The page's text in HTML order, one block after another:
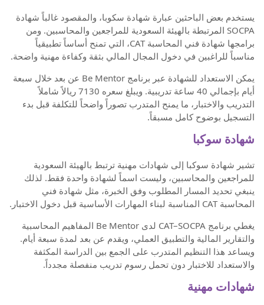
يستخدم بعض الباحثين عبارة شهادة سكوبا، والمقصود غالباً شهادة
SOCPA المرتبطة بالهيئة السعودية للمراجعين والمحاسبين. ومن
برامجها شهادة فني المحاسبة CAT، التي تمنح أساساً تطبيقياً
مناسباً للراغبين في دخول المجال المالي بثقة وكفاءة مهنية واضحة.
يمكن الاستعداد للشهادة عبر برنامج Be Mentor عن بعد خلال سبعة
أيام بإجمالي 40 ساعة تدريبية. ويبلغ سعره 7130 ريالاً شاملاً
التدريب والاختبار، ما يمنح المتدرب تصوراً واضحاً للتكلفة قبل بدء
التسجيل بوضوح كامل مسبقاً.
شهادة سوكبا
تشير شهادة سوكبا إلى شهادات مهنية ترتبط بالهيئة السعودية
للمراجعين والمحاسبين، وليست اسماً لشهادة واحدة فقط. لذلك
ينبغي تحديد المسار المطلوب وفق الخبرة، مثل شهادة فني
المحاسبة CAT المناسبة لبناء المهارات الأساسية قبل دخول الاختبار.
يغطي برنامج CAT–SOCPA لدى Be Mentor المفاهيم المحاسبية
والتقارير المالية والتطبيق العملي، ويقدم عن بعد لمدة سبعة أيام.
ويساعد هذا التنظيم المتدرب على الجمع بين الدراسة المكثفة
والاستعداد للاختبار دون تحمل رسوم تدريب منفصلة مجدداً.
شهادات مهنية